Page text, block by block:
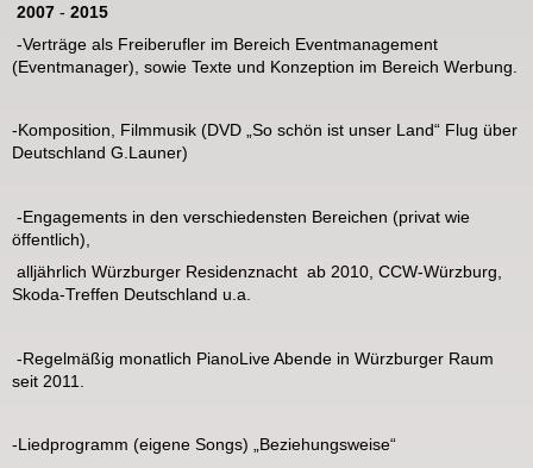
2007 - 2015
-Verträge als Freiberufler im Bereich Eventmanagement
(Eventmanager), sowie Texte und Konzeption im Bereich Werbung.
-Komposition, Filmmusik (DVD „So schön ist unser Land“ Flug über
Deutschland G.Launer)
-Engagements in den verschiedensten Bereichen (privat wie
öffentlich),
alljährlich Würzburger Residenznacht ab 2010, CCW-Würzburg,
Skoda-Treffen Deutschland u.a.
-Regelmäßig monatlich PianoLive Abende in Würzburger Raum
seit 2011.
-Liedprogramm (eigene Songs) „Beziehungsweise“